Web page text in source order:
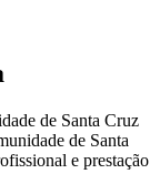
de Santa Cruz
de Santa
e prestação